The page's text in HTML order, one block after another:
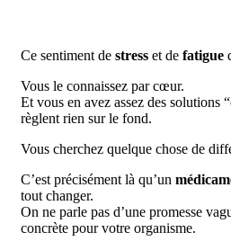
Ce sentiment de stress et de fatigue
Vous le connaissez par cœur.
Et vous en avez assez des solutions
règlent rien sur le fond.
Vous cherchez quelque chose de
C’est précisément là qu’un
tout changer.
On ne parle pas d’une promesse
concrète pour votre organisme.